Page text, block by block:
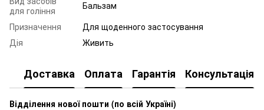
для гоління
Бальзам
Призначення
Для щоденного застосування
Дія
Живить
Доставка Оплата Гарантія Консультація
Відділення нової пошти (по всій Україні)